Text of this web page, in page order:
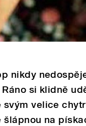
nikdy
si klidně
svým velice
šlápnou na